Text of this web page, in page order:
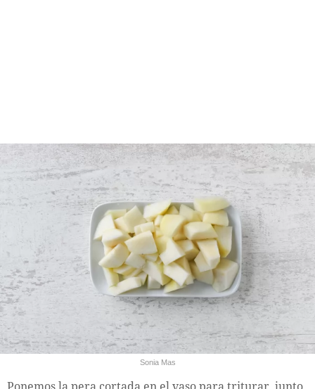
Sonia Mas